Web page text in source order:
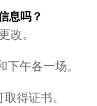
息吗？
。
午各一场。
得证书。